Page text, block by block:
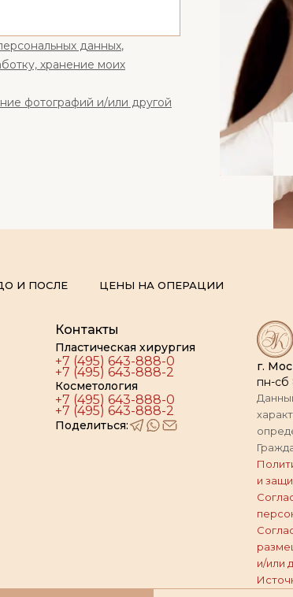
данных,
хранение моих
фотографий и/или другой
И ПОСЛЕ ЦЕНЫ НА ОПЕРАЦИИ
г.
пн-сб
и
и/или
Контакты
Пластическая хирургия
+7 (495) 643-888-0
+7 (495) 643-888-2
Косметология
+7 (495) 643-888-0
+7 (495) 643-888-2
Поделиться: